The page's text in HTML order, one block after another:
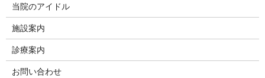
当院のアイドル
施設案内
診療案内
お問い合わせ